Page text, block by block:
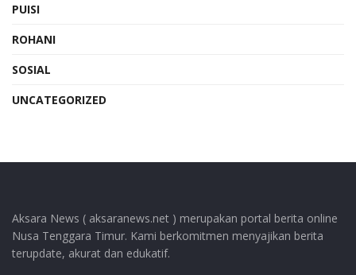
PUISI
ROHANI
SOSIAL
UNCATEGORIZED
Aksara News ( aksaranews.net ) merupakan portal berita online
Nusa Tenggara Timur. Kami berkomitmen menyajikan berita
terupdate, akurat dan edukatif.